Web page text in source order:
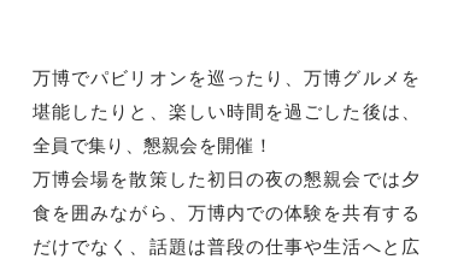
万博でパビリオンを巡ったり、万博グルメを
堪能したりと、楽しい時間を過ごした後は、
全員で集り、懇親会を開催！
万博会場を散策した初日の夜の懇親会では夕
食を囲みながら、万博内での体験を共有する
だけでなく、話題は普段の仕事や生活へと広